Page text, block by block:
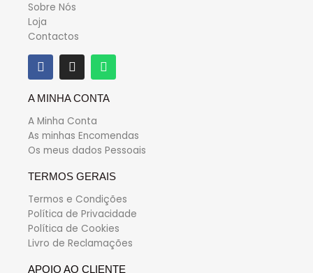
Sobre Nós
Loja
Contactos
A MINHA CONTA
A Minha Conta
As minhas Encomendas
Os meus dados Pessoais
TERMOS GERAIS
Termos e Condições
Política de Privacidade
Política de Cookies
Livro de Reclamações
APOIO AO CLIENTE